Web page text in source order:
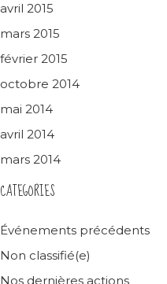
avril 2015
mars 2015
février 2015
octobre 2014
mai 2014
avril 2014
mars 2014
CATEGORIES
Événements précédents
Non classifié(e)
Nos dernières actions